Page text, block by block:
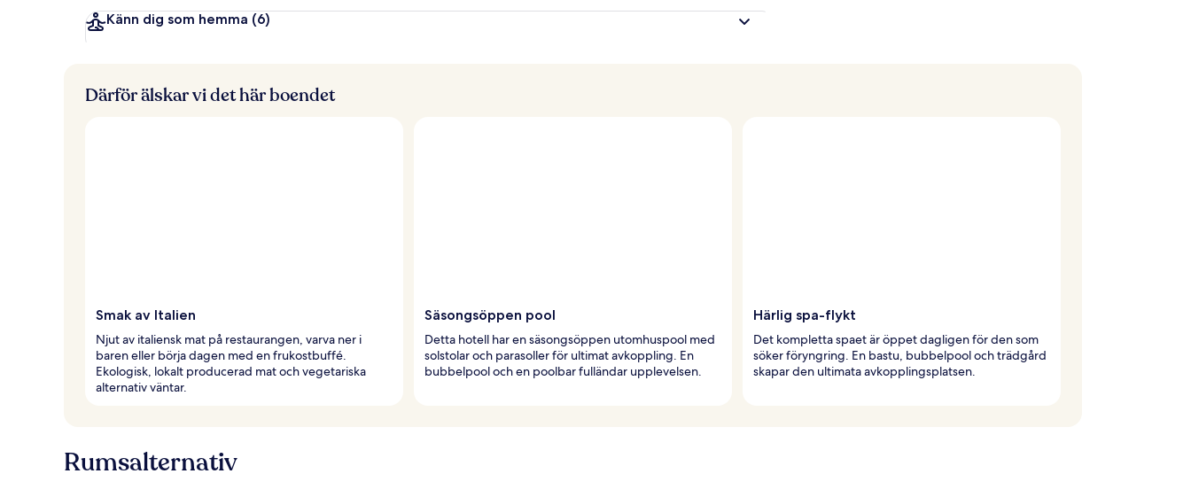
n
Känn dig som hemma (6)
Därför älskar vi det här boendet
Smak av Italien
Njut av italiensk mat på restaurangen, varva ner i
baren eller börja dagen med en frukostbuffé.
Ekologisk, lokalt producerad mat och vegetariska
alternativ väntar.
Säsongsöppen pool
Detta hotell har en säsongsöppen utomhuspool med
solstolar och parasoller för ultimat avkoppling. En
bubbelpool och en poolbar fulländar upplevelsen.
Härlig spa-flykt
Det kompletta spaet är öppet dagligen för den som
söker föryngring. En bastu, bubbelpool och trädgård
skapar den ultimata avkopplingsplatsen.
Rumsalternativ